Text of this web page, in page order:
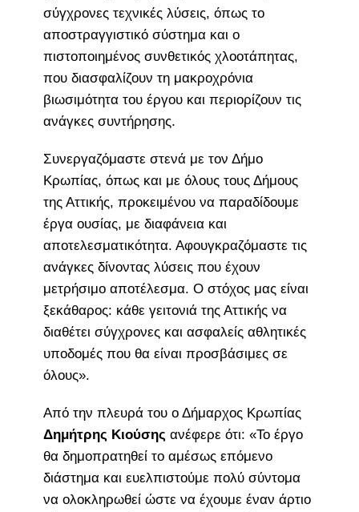
σύγχρονες τεχνικές λύσεις, όπως το
αποστραγγιστικό σύστημα και ο
πιστοποιημένος συνθετικός χλοοτάπητας,
που διασφαλίζουν τη μακροχρόνια
βιωσιμότητα του έργου και περιορίζουν τις
ανάγκες συντήρησης.
Συνεργαζόμαστε στενά με τον Δήμο
Κρωπίας, όπως και με όλους τους Δήμους
της Αττικής, προκειμένου να παραδίδουμε
έργα ουσίας, με διαφάνεια και
αποτελεσματικότητα. Αφουγκραζόμαστε τις
ανάγκες δίνοντας λύσεις που έχουν
μετρήσιμο αποτέλεσμα. Ο στόχος μας είναι
ξεκάθαρος: κάθε γειτονιά της Αττικής να
διαθέτει σύγχρονες και ασφαλείς αθλητικές
υποδομές που θα είναι προσβάσιμες σε
όλους».
Από την πλευρά του ο Δήμαρχος Κρωπίας
Δημήτρης Κιούσης ανέφερε ότι: «Το έργο
θα δημοπρατηθεί το αμέσως επόμενο
διάστημα και ευελπιστούμε πολύ σύντομα
να ολοκληρωθεί ώστε να έχουμε έναν άρτιο